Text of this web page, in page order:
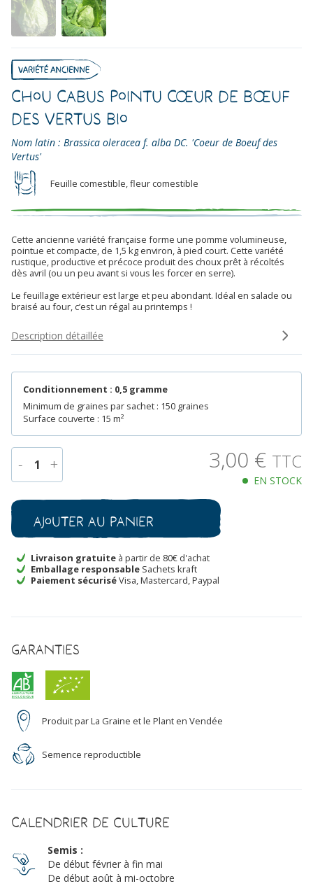
Chou Cabus Pointu Cœur de Bœuf
des Vertus Bio
Nom latin : Brassica oleracea f. alba DC. 'Coeur de Boeuf des
Vertus'
Feuille comestible, fleur comestible
Cette ancienne variété française forme une pomme volumineuse,
pointue et compacte, de 1,5 kg environ, à pied court. Cette variété
rustique, productive et précoce produit des choux prêt à récoltés
dès avril (ou un peu avant si vous les forcer en serre).
Le feuillage extérieur est large et peu abondant. Idéal en salade ou
braisé au four, c’est un régal au printemps !
Description détaillée
Conditionnement : 0,5 gramme
Minimum de graines par sachet : 150 graines
Surface couverte : 15 m²
- 1 +
de
Chou
Cabus
Cœur
de
Bœuf
Vertus
3,00 € TTC
EN STOCK
Ajouter au panier
Livraison gratuite à partir de 80€ d'achat
Emballage responsable Sachets kraft
Paiement sécuriséVisa, Mastercard, Paypal
Garanties
Produit par La Graine et le Plant en Vendée
Semence reproductible
Calendrier de culture
Semis :
De début février à fin mai
De début août à mi-octobre